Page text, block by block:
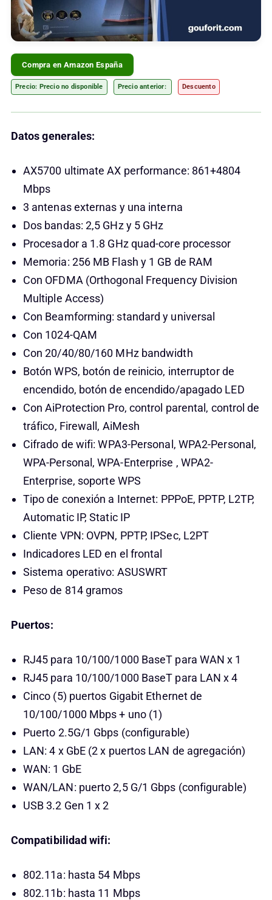
Compra en Amazon España
Precio: Precio no disponible Precio anterior: Descuento
Datos generales:
AX5700 ultimate AX performance: 861+4804
Mbps
3 antenas externas y una interna
Dos bandas: 2,5 GHz y 5 GHz
Procesador a 1.8 GHz quad-core processor
Memoria: 256 MB Flash y 1 GB de RAM
Con OFDMA (Orthogonal Frequency Division
Multiple Access)
Con Beamforming: standard y universal
Con 1024-QAM
Con 20/40/80/160 MHz bandwidth
Botón WPS, botón de reinicio, interruptor de
encendido, botón de encendido/apagado LED
Con AiProtection Pro, control parental, control de
tráfico, Firewall, AiMesh
Cifrado de wifi: WPA3-Personal, WPA2-Personal,
WPA-Personal, WPA-Enterprise , WPA2-
Enterprise, soporte WPS
Tipo de conexión a Internet: PPPoE, PPTP, L2TP,
Automatic IP, Static IP
Cliente VPN: OVPN, PPTP, IPSec, L2PT
Indicadores LED en el frontal
Sistema operativo: ASUSWRT
Peso de 814 gramos
Puertos:
RJ45 para 10/100/1000 BaseT para WAN x 1
RJ45 para 10/100/1000 BaseT para LAN x 4
Cinco (5) puertos Gigabit Ethernet de
10/100/1000 Mbps + uno (1)
Puerto 2.5G/1 Gbps (configurable)
LAN: 4 x GbE (2 x puertos LAN de agregación)
WAN: 1 GbE
WAN/LAN: puerto 2,5 G/1 Gbps (configurable)
USB 3.2 Gen 1 x 2
Compatibilidad wifi:
802.11a: hasta 54 Mbps
802.11b: hasta 11 Mbps